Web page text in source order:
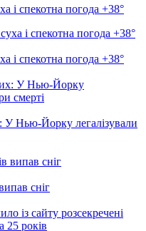
і спекотна погода +38°
і спекотна погода +38°
У Нью-Йорку легалізували
сніг